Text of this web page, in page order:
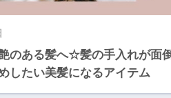
のある髪へ☆髪の手入れが面
したい美髪になるアイテム